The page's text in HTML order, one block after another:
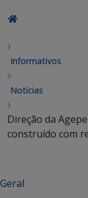
Informativos
Notícias
Direção da
construído com
Geral